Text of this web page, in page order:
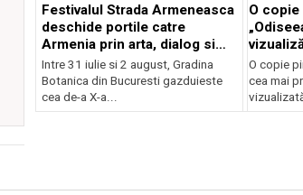
Festivalul Strada Armeneasca
deschide portile catre
Armenia prin arta, dialog si
patrimoniu, intre 31 iulie si 2
august, la Gradina Botanica din
Bucuresti
Intre 31 iulie si 2 august, Gradina
Botanica din Bucuresti gazduieste
cea de-a X-a...
O copie
O copie
cea mai